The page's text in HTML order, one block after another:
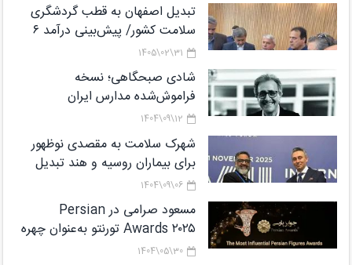
تبدیل اصفهان به قطب گردشگری
سلامت کشور/ پیش‌بینی درآمد ۶
میلیارد دلاری از گردشگری سلامت تا
پایان برنامه هفتم
31\02\1405
شادی صبحگاهی؛ نسخه
فراموش‌شده مدارس ایران
12\09\1404
شهرک سلامت به مقصدی نوظهور
برای بیماران روسیه و هند تبدیل
می‌شود
06\09\1404
مسعود صرامی در Persian
Awards ۲۰۲۵ تورنتو به‌عنوان چهره
شاخص معرفی شد
30\05\1404